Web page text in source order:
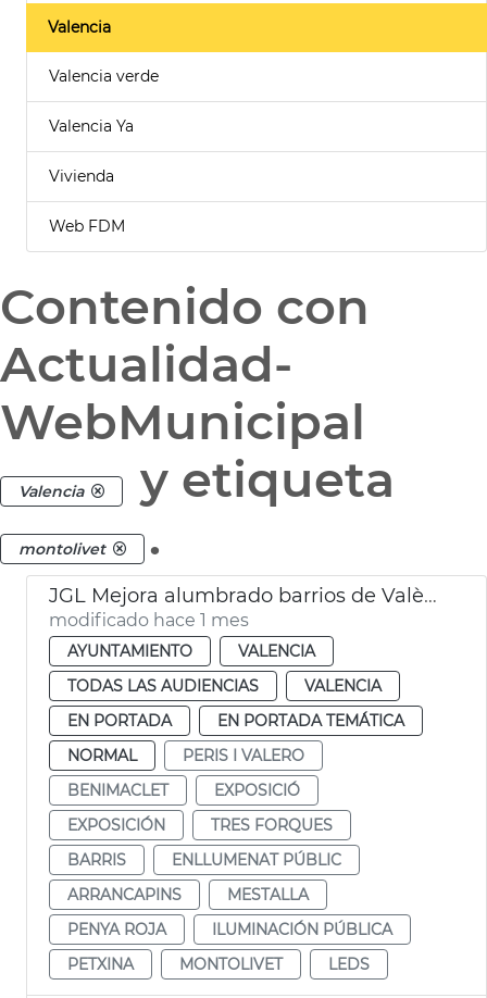
Valencia
Valencia verde
Valencia Ya
Vivienda
Web FDM
Contenido con
Actualidad-
WebMunicipal
Valencia y etiqueta
montolivet .
JGL Mejora alumbrado barrios de València
modificado hace 1 mes
AYUNTAMIENTO
VALENCIA
TODAS LAS AUDIENCIAS
VALENCIA
EN PORTADA
EN PORTADA TEMÁTICA
NORMAL
PERIS I VALERO
BENIMACLET
EXPOSICIÓ
EXPOSICIÓN
TRES FORQUES
BARRIS
ENLLUMENAT PÚBLIC
ARRANCAPINS
MESTALLA
PENYA ROJA
ILUMINACIÓN PÚBLICA
PETXINA
MONTOLIVET LEDS